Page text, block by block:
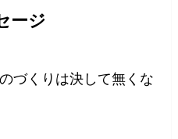
ージ
づくりは決して無くな